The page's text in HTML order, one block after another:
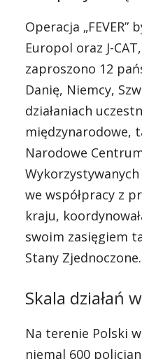
Operacja „FEVER”
Europol oraz J-
zaproszono 12
Danię, Niemcy,
działaniach
międzynarodowe,
Narodowe
Wykorzystywanych
we współpracy z
kraju,
swoim zasięgiem
Stany Zjednoczone.
Skala działań
Na terenie Polski
niemal 600